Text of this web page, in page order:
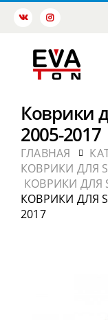
Коврики
2005-2017
ГЛАВНАЯ
КОВРИКИ ДЛЯ
КОВРИКИ ДЛЯ
КОВРИКИ ДЛЯ
2017